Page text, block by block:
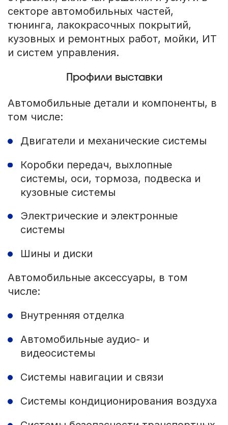
секторе автомобильных частей,
тюнинга, лакокрасочных покрытий,
кузовных и ремонтных работ, мойки, ИТ
и систем управления.
Профили выставки
Автомобильные детали и компоненты, в
том числе:
Двигатели и механические системы
Коробки передач, выхлопные
системы, оси, тормоза, подвеска и
кузовные системы
Электрические и электронные
системы
Шины и диски
Автомобильные аксессуары, в том
числе:
Внутренняя отделка
Автомобильные аудио- и
видеосистемы
Системы навигации и связи
Системы кондиционирования воздуха